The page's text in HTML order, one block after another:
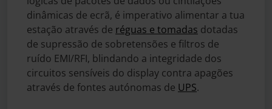
dinâmicas de ecrã, é imperativo alimentar a tua
estação através de réguas e tomadas dotadas
de supressão de sobretensões e filtros de
ruído EMI/RFI, blindando a integridade dos
circuitos sensíveis do display contra apagões
através de fontes autónomas de UPS.